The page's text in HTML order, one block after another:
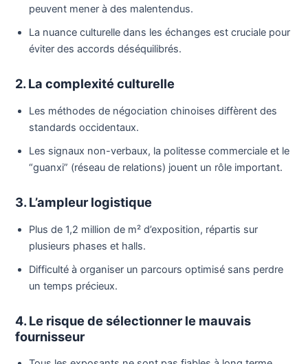
peuvent mener à des malentendus.
La nuance culturelle dans les échanges est cruciale pour
éviter des accords déséquilibrés.
2. La complexité culturelle
Les méthodes de négociation chinoises diffèrent des
standards occidentaux.
Les signaux non-verbaux, la politesse commerciale et le
“guanxi” (réseau de relations) jouent un rôle important.
3. L’ampleur logistique
Plus de 1,2 million de m² d’exposition, répartis sur
plusieurs phases et halls.
Difficulté à organiser un parcours optimisé sans perdre
un temps précieux.
4. Le risque de sélectionner le mauvais
fournisseur